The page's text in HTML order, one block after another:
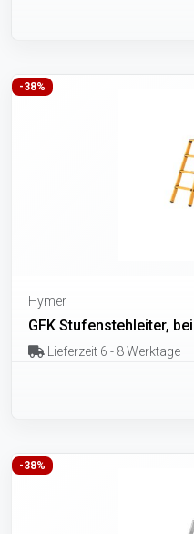
-38%
Hymer
GFK Stufenstehleiter,
Lieferzeit 6 - 8 Werktage
-38%